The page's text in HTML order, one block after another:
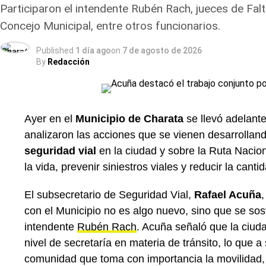
Mario Sosa, y el presidente del Concejo
Más
Participaron el intendente Rubén Rach, jueces de
Concejo Municipal, entre otros funcionarios.
Published 1 día agoon 7 de agosto de 2026
By Redacción
Ayer en el Municipio de Charata se llevó
analizaron las acciones que se vienen
seguridad vial en la ciudad y sobre la Ruta
la vida, prevenir siniestros viales y reducir la
El subsecretario de Seguridad Vial, Rafael Acuña
con el Municipio no es algo nuevo, sino que se
intendente Rubén Rach. Acuña señaló que la
nivel de secretaría en materia de tránsito, lo que
comunidad que toma con importancia la